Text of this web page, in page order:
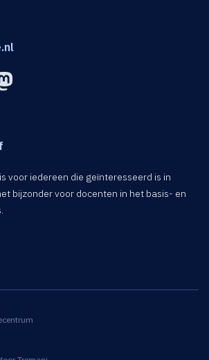
voor iedereen die geïnteresseerd is in
bijzonder voor docenten in het basis- en